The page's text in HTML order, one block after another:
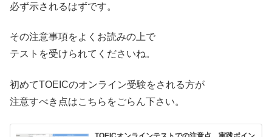
必ず示されるはずです。
その注意事項をよくお読みの上で
テストを受けられてくださいね。
初めてTOEICのオンライン受験をされる方が
注意すべき点はこちらをごらん下さい。